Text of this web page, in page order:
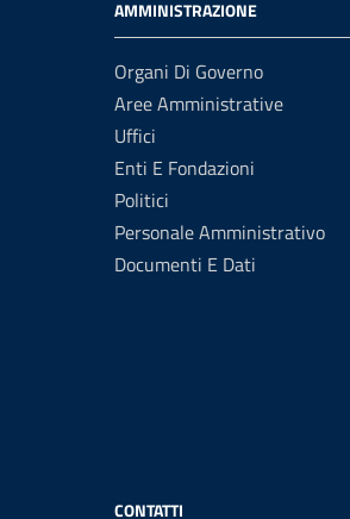
AMMINISTRAZIONE
Organi Di Governo
Aree Amministrative
Uffici
Enti E Fondazioni
Politici
Personale Amministrativo
Documenti E Dati
CONTATTI